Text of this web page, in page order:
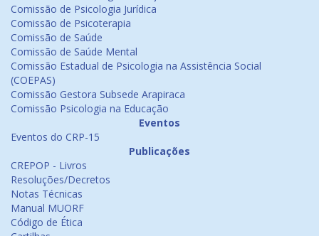
Comissão de Psicologia Jurídica
Comissão de Psicoterapia
Comissão de Saúde
Comissão de Saúde Mental
Comissão Estadual de Psicologia na Assistência Social
(COEPAS)
Comissão Gestora Subsede Arapiraca
Comissão Psicologia na Educação
Eventos
Eventos do CRP-15
Publicações
CREPOP - Livros
Resoluções/Decretos
Notas Técnicas
Manual MUORF
Código de Ética